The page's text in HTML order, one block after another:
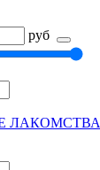
руб
ЛАКОМСТВА